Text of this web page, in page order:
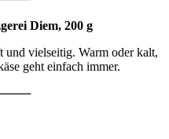
Diem, 200 g
vielseitig. Warm oder kalt,
geht einfach immer.